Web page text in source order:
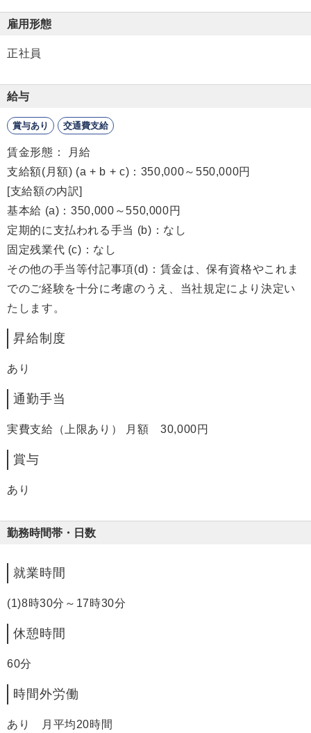
雇用形態
正社員
給与
賞与あり 交通費支給
賃金形態： 月給
支給額(月額) (a + b + c)：350,000～550,000円
[支給額の内訳]
基本給 (a)：350,000～550,000円
定期的に支払われる手当 (b)：なし
固定残業代 (c)：なし
その他の手当等付記事項(d)：賃金は、保有資格やこれま
でのご経験を十分に考慮のうえ、当社規定により決定い
たします。
昇給制度
あり
通勤手当
実費支給（上限あり） 月額 30,000円
賞与
あり
勤務時間帯・日数
就業時間
(1)8時30分～17時30分
休憩時間
60分
時間外労働
あり 月平均20時間